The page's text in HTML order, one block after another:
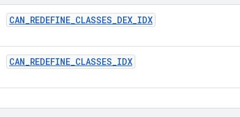
CAN_REDEFINE_CLASSES_DEX_IDX
CAN_REDEFINE_CLASSES_IDX